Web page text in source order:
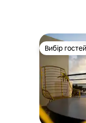
Вибір гостей
Вибір гостей